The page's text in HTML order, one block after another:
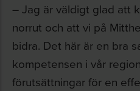
– Jag är väldigt glad att
norrut och att vi på
bidra. Det här är en bra
kompetensen i vår
förutsättningar för en